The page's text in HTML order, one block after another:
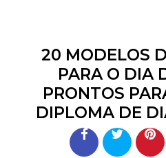
20 MODELOS
PARA O DIA
PRONTOS
DIPLOMA DE